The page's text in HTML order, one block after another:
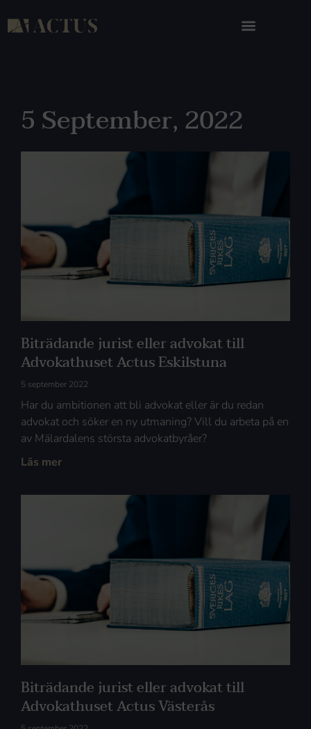
5 September, 2022
Biträdande jurist eller advokat till
Advokathuset Actus Eskilstuna
5 september 2022
Har du ambitionen att bli advokat eller är du redan
advokat och söker en ny utmaning? Vill du arbeta på en
av Mälardalens största advokatbyråer?
Läs mer
Biträdande jurist eller advokat till
Advokathuset Actus Västerås